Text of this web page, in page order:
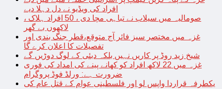
افراد کی ویڈیو نے دل دہلا دیے
صومالیہ میں سیلاب نے تباہی مچا دی ، 50 افراد ہلاک ،
لاکھوں بے گھر
غزہ میں مختصر سیز فائر آج متوقع،قطر جنگ بندی اور
تفصیلات کا اعلان کرے گا
شیخ زید روڈ پر کاریں نہیں بلکہ دبئی کے لوگ دوڑیں گے
غزہ میں 22 لاکھ افراد کو کھانے پینے کی امداد کی فوری
ضرورت ہے: ورلڈ فوڈ پروگرام
یکطرفہ قراردا واپس لو اور فلسطینی عوام کے قتل عام کی